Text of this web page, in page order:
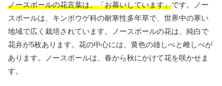
ノースポールの花言葉は、「お慕いしています」です。ノー
スポールは、キンポウゲ科の耐寒性多年草で、世界中の寒い
地域で広く栽培されています。ノースポールの花は、純白で
花弁が5枚あります。花の中心には、黄色の雄しべと雌しべが
あります。ノースポールは、春から秋にかけて花を咲かせま
す。